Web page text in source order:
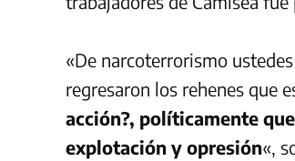
«De narcoterrorismo
regresaron los rehenes que
acción?, políticamente
explotación y opresión«,